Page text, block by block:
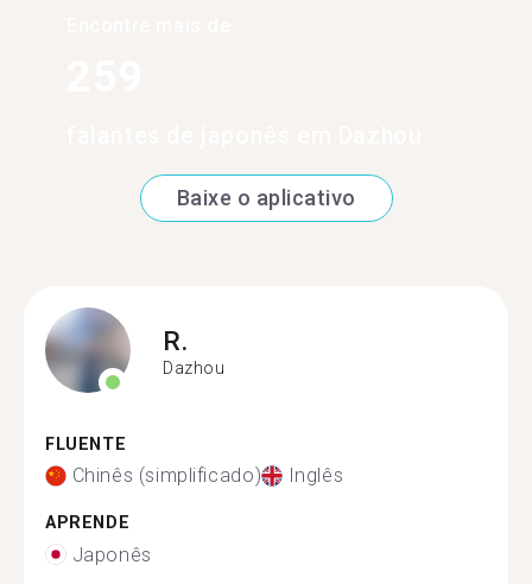
Baixe o aplicativo
R.
Dazhou
FLUENTE
Chinês (simplificado) Inglês
APRENDE
Japonês